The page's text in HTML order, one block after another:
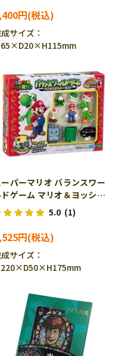
円
サイズ：
パーマリオ バランスワー
ゲーム マリオ＆ヨッシ
EPT-072705.0 (1)
円
サイズ：